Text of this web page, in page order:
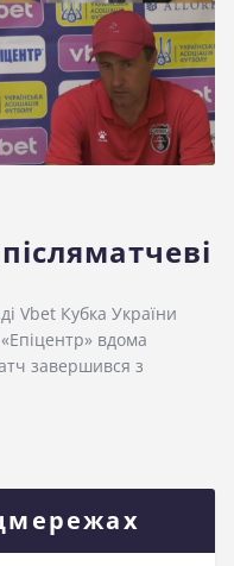
Vbet Кубка України
вдома
завершився з